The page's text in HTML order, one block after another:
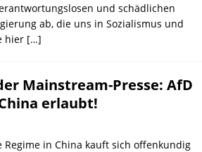
und schädlichen
ab, die uns in Sozialismus und
hier […]
Mainstream-Presse: AfD
erlaubt!
Regime in China kauft sich offenkundig